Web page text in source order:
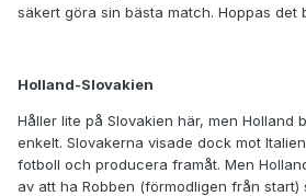
säkert göra sin bästa match. Hoppas det
Holland-Slovakien
Håller lite på Slovakien här, men Holland
enkelt. Slovakerna visade dock mot
fotboll och producera framåt. Men
av att ha Robben (förmodligen från start)